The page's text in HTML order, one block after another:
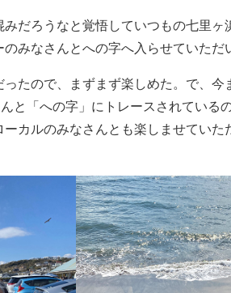
だろうなと覚悟していつもの七里ヶ
みなさんとへの字へ入らせていただ
たので、まずまず楽しめた。で、今
と「への字」にトレースされている
カルのみなさんとも楽しませていた